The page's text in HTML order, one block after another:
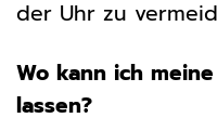
der Uhr zu
Wo kann ich
lassen?